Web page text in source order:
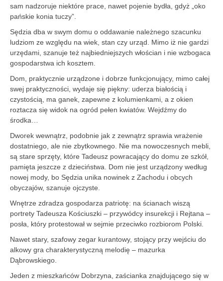
sam nadzoruje niektóre prace, nawet pojenie bydła, gdyż „oko
pańskie konia tuczy”.
Sędzia dba w swym domu o oddawanie należnego szacunku
ludziom ze względu na wiek, stan czy urząd. Mimo iż nie gardzi
urzędami, szanuje też najbiedniejszych włościan i nie wzbogaca
gospodarstwa ich kosztem.
Dom, praktycznie urządzone i dobrze funkcjonujący, mimo całej
swej praktyczności, wydaje się piękny: uderza białością i
czystością, ma ganek, zapewne z kolumienkami, a z okien
roztacza się widok na ogród pełen kwiatów. Wejdźmy do
środka…
Dworek wewnątrz, podobnie jak z zewnątrz sprawia wrażenie
dostatniego, ale nie zbytkownego. Nie ma nowoczesnych mebli,
są stare sprzęty, które Tadeusz powracający do domu ze szkół,
pamięta jeszcze z dzieciństwa. Dom nie jest urządzony według
nowej mody, bo Sędzia unika nowinek z Zachodu i obcych
obyczajów, szanuje ojczyste.
Wnętrze zdradza gospodarza patriotę: na ścianach wiszą
portrety Tadeusza Kościuszki – przywódcy insurekcji i Rejtana –
posła, który protestował w sejmie przeciwko rozbiorom Polski.
Nawet stary, szafowy zegar kurantowy, stojący przy wejściu do
alkowy gra charakterystyczną melodię – mazurka
Dąbrowskiego.
Jeden z mieszkańców Dobrzyna, zaścianka znajdującego się w